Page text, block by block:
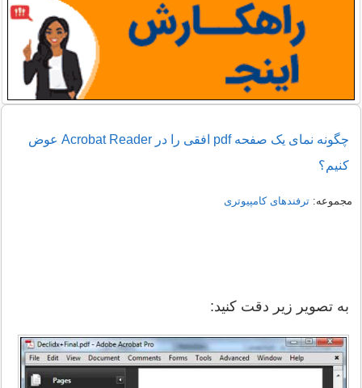
چگونه نمای یک صفحه pdf افقی را در Acrobat Reader عوض
کنیم؟
مجموعه:ترفندهای کامپیوتری
به تصویر زیر دقت کنید: